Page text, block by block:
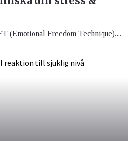
(Emotional Freedom Technique),...